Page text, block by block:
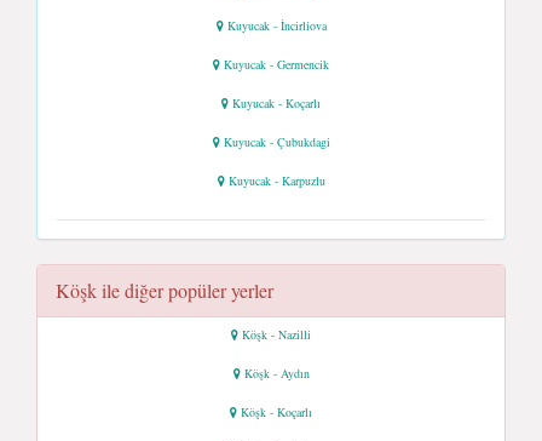
Kuyucak - İncirliova
Kuyucak - Germencik
Kuyucak - Koçarlı
Kuyucak - Çubukdagi
Kuyucak - Karpuzlu
Köşk ile diğer popüler yerler
Köşk - Nazilli
Köşk - Aydın
Köşk - Koçarlı